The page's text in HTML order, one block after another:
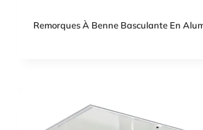
Remorques À Benne Basculante En